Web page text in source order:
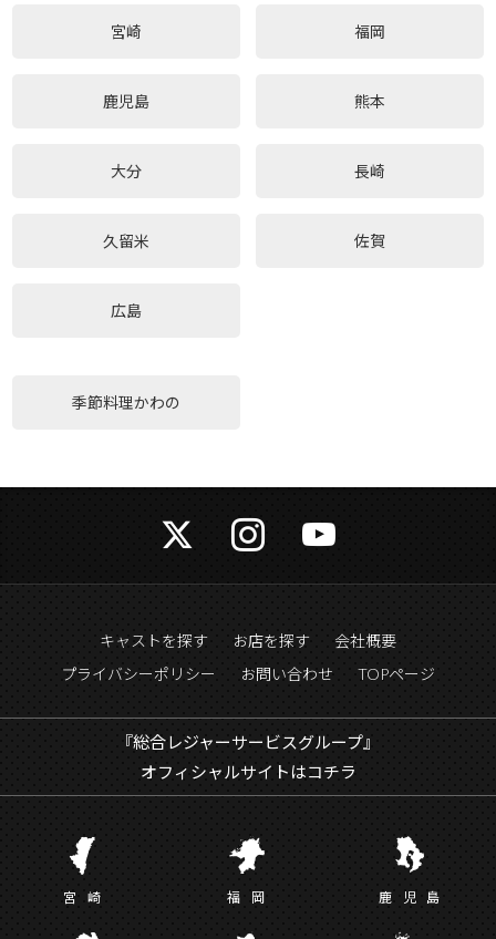
宮崎 福岡
鹿児島 熊本
大分 長崎
久留米 佐賀
広島
季節料理かわの
キャストを探す お店を探す
会社概要
プライバシーポリシー
お問い合わせ TOPページ
『総合レジャーサービスグループ』
オフィシャルサイトはコチラ
宮 崎 福 岡 鹿児 島